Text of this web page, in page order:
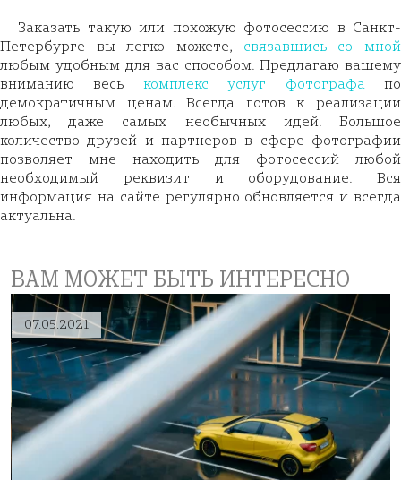
Заказать такую или похожую фотосессию в Санкт-
Петербурге вы легко можете, связавшись со мной
любым удобным для вас способом. Предлагаю вашему
вниманию весь комплекс услуг фотографа по
демократичным ценам. Всегда готов к реализации
любых, даже самых необычных идей. Большое
количество друзей и партнеров в сфере фотографии
позволяет мне находить для фотосессий любой
необходимый реквизит и оборудование. Вся
информация на сайте регулярно обновляется и всегда
актуальна.
ВАМ МОЖЕТ БЫТЬ ИНТЕРЕСНО
07.05.2021